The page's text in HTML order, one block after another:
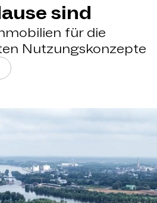
sind
für die
Nutzungskonzepte